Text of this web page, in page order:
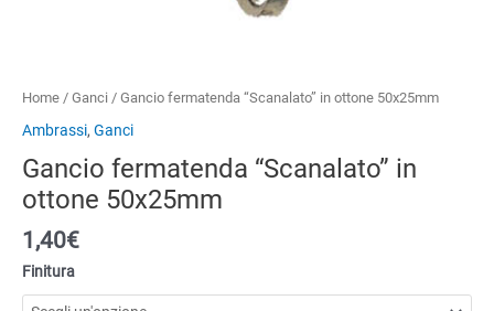
Home / Ganci / Gancio fermatenda “Scanalato” in ottone 50x25mm
Ambrassi, Ganci
Gancio fermatenda “Scanalato” in
ottone 50x25mm
1,40€
Finitura